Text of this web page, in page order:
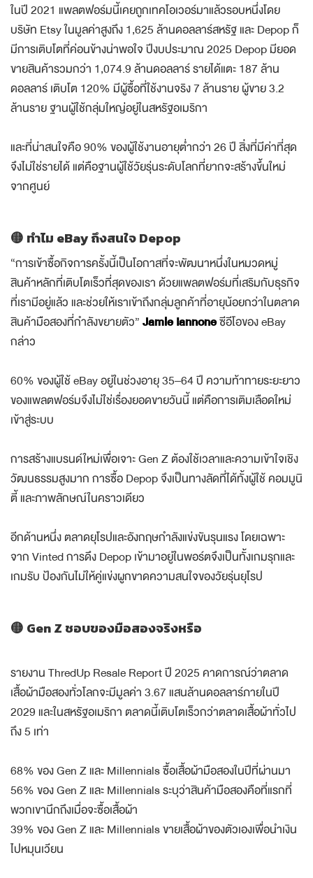
ในปี 2021 แพลตฟอร์มนี้เคยถูกเทคโอเวอร์มาแล้วรอบหนึ่งโดย
บริษัท Etsy ในมูลค่าสูงถึง 1,625 ล้านดอลลาร์สหรัฐ และ Depop ก็
มีการเติบโตที่ค่อนข้างน่าพอใจ ปีงบประมาณ 2025 Depop มียอด
ขายสินค้ารวมกว่า 1,074.9 ล้านดอลลาร์ รายได้แตะ 187 ล้าน
ดอลลาร์ เติบโต 120% มีผู้ซื้อที่ใช้งานจริง 7 ล้านราย ผู้ขาย 3.2
ล้านราย ฐานผู้ใช้กลุ่มใหญ่อยู่ในสหรัฐอเมริกา
และที่น่าสนใจคือ 90% ของผู้ใช้งานอายุต่ำกว่า 26 ปี สิ่งที่มีค่าที่สุด
จึงไม่ใช่รายได้ แต่คือฐานผู้ใช้วัยรุ่นระดับโลกที่ยากจะสร้างขึ้นใหม่
จากศูนย์
🟡 ทำไม eBay ถึงสนใจ Depop
“การเข้าซื้อกิจการครั้งนี้เป็นโอกาสที่จะพัฒนาหนึ่งในหมวดหมู่
สินค้าหลักที่เติบโตเร็วที่สุดของเรา ด้วยแพลตฟอร์มที่เสริมกับธุรกิจ
ที่เรามีอยู่แล้ว และช่วยให้เราเข้าถึงกลุ่มลูกค้าที่อายุน้อยกว่าในตลาด
สินค้ามือสองที่กำลังขยายตัว”Jamie Iannoneซีอีโอของ eBay
กล่าว
60% ของผู้ใช้ eBay อยู่ในช่วงอายุ 35–64 ปี ความท้าทายระยะยาว
ของแพลตฟอร์มจึงไม่ใช่เรื่องยอดขายวันนี้ แต่คือการเติมเลือดใหม่
เข้าสู่ระบบ
การสร้างแบรนด์ใหม่เพื่อเจาะ Gen Z ต้องใช้เวลาและความเข้าใจเชิง
วัฒนธรรมสูงมาก การซื้อ Depop จึงเป็นทางลัดที่ได้ทั้งผู้ใช้ คอมมูนิ
ตี้ และภาพลักษณ์ในคราวเดียว
อีกด้านหนึ่ง ตลาดยุโรปและอังกฤษกำลังแข่งขันรุนแรง โดยเฉพาะ
จาก Vinted การดึง Depop เข้ามาอยู่ในพอร์ตจึงเป็นทั้งเกมรุกและ
เกมรับ ป้องกันไม่ให้คู่แข่งผูกขาดความสนใจของวัยรุ่นยุโรป
🟡 Gen Z ชอบของมือสองจริงหรือ
รายงาน ThredUp Resale Report ปี 2025 คาดการณ์ว่าตลาด
เสื้อผ้ามือสองทั่วโลกจะมีมูลค่า 3.67 แสนล้านดอลลาร์ภายในปี
2029 และในสหรัฐอเมริกา ตลาดนี้เติบโตเร็วกว่าตลาดเสื้อผ้าทั่วไป
ถึง 5 เท่า
68% ของ Gen Z และ Millennials ซื้อเสื้อผ้ามือสองในปีที่ผ่านมา
56% ของ Gen Z และ Millennials ระบุว่าสินค้ามือสองคือที่แรกที่
พวกเขานึกถึงเมื่อจะซื้อเสื้อผ้า
39% ของ Gen Z และ Millennials ขายเสื้อผ้าของตัวเองเพื่อนำเงิน
ไปหมุนเวียน